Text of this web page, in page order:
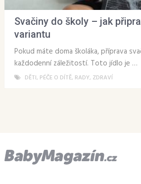
Svačiny do školy – jak
variantu
Pokud máte doma školáka, příprava
každodenní záležitostí. Toto jídlo je …
DĚTI, PÉČE O DÍTĚ, RADY, ZDRAVÍ